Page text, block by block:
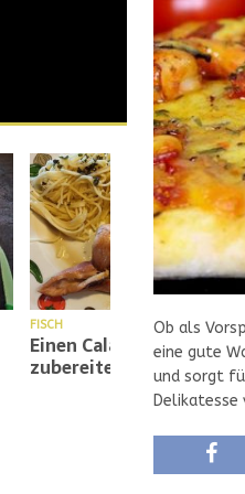
Ob als
eine gute
und sorgt
Delikatesse
FISCH
Einen Calamar richtig
zubereiten